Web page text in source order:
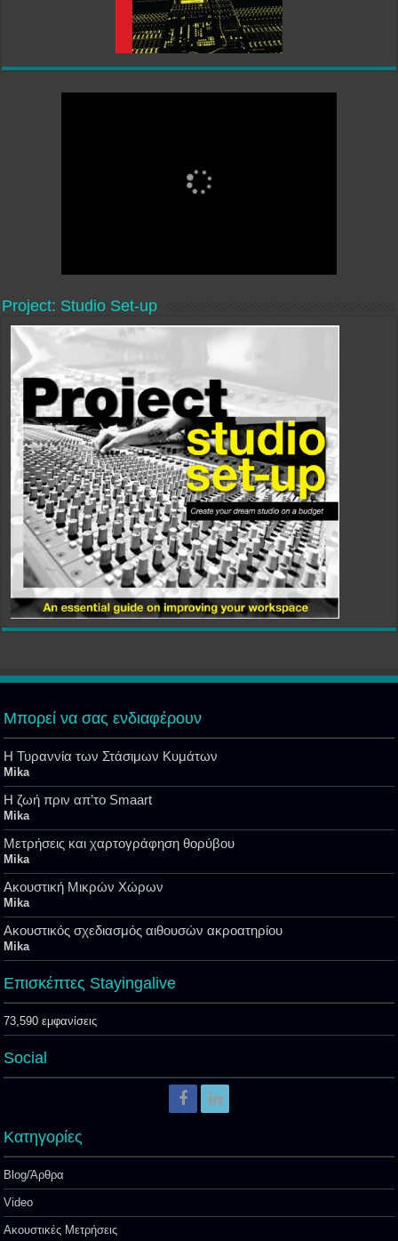
Project: Studio Set-up
Μπορεί να σας ενδιαφέρουν
Η Τυραννία των Στάσιμων Κυμάτων
Mika
Η ζωή πριν απ’το Smaart
Mika
Μετρήσεις και χαρτογράφηση θορύβου
Mika
Ακουστική Μικρών Χώρων
Mika
Ακουστικός σχεδιασμός αιθουσών ακροατηρίου
Mika
Επισκέπτες Stayingalive
73,590 εμφανίσεις
Social
Kατηγορίες
Blog/Άρθρα
Video
Ακουστικές Μετρήσεις